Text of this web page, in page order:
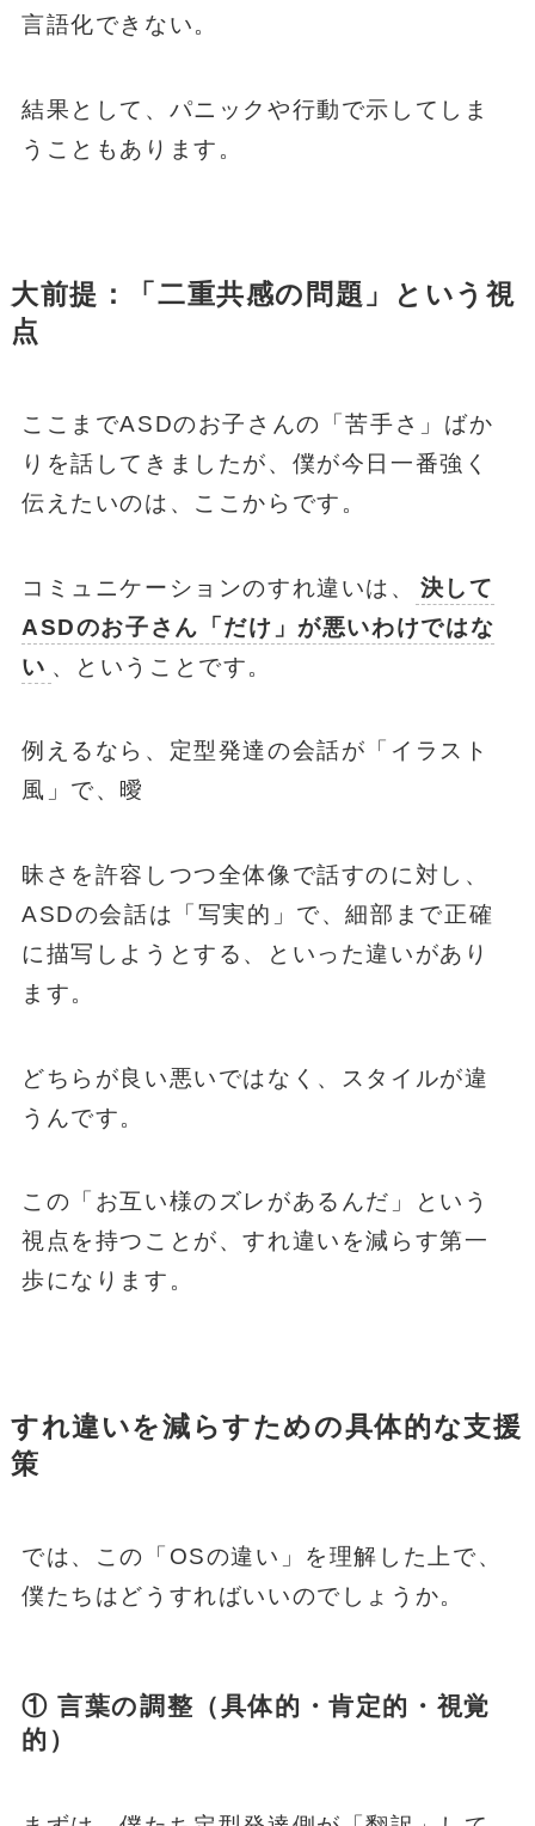
言語化できない。
結果として、パニックや行動で示してしま
うこともあります。
大前提：「二重共感の問題」という視
点
ここまでASDのお子さんの「苦手さ」ばか
りを話してきましたが、僕が今日一番強く
伝えたいのは、ここからです。
コミュニケーションのすれ違いは、
決して
ASDのお子さん「だけ」が悪いわけではな
い 、ということです。
例えるなら、定型発達の会話が「イラスト
風」で、曖
昧さを許容しつつ全体像で話すのに対し、
ASDの会話は「写実的」で、細部まで正確
に描写しようとする、といった違いがあり
ます。
どちらが良い悪いではなく、スタイルが違
うんです。
この「お互い様のズレがあるんだ」という
視点を持つことが、すれ違いを減らす第一
歩になります。
すれ違いを減らすための具体的な支援
策
では、この「OSの違い」を理解した上で、
僕たちはどうすればいいのでしょうか。
① 言葉の調整（具体的・肯定的・視覚
的）